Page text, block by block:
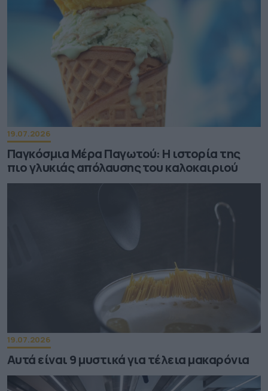
19.07.2026
Παγκόσμια Μέρα Παγωτού: Η ιστορία της
πιο γλυκιάς απόλαυσης του καλοκαιριού
19.07.2026
Αυτά είναι 9 μυστικά για τέλεια μακαρόνια